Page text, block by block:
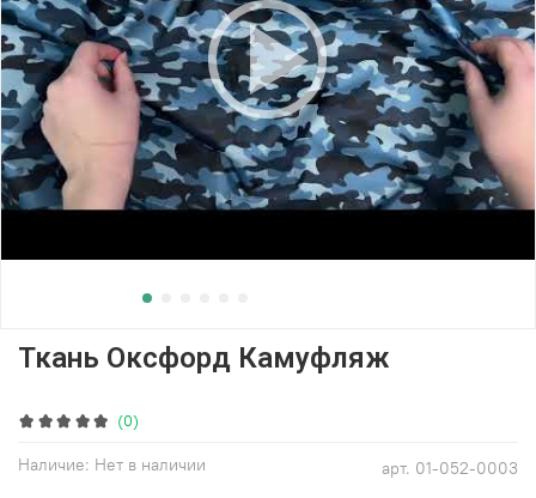
(0)
арт. 01-052-0003
Наличие: Нет в наличии
Ткань Оксфорд Камуфляж